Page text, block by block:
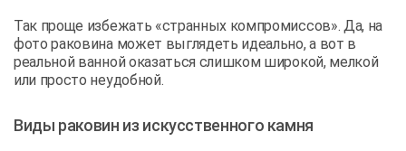
Так проще избежать «странных компромиссов». Да, на
фото раковина может выглядеть идеально, а вот в
реальной ванной оказаться слишком широкой, мелкой
или просто неудобной.
Виды раковин из искусственного камня